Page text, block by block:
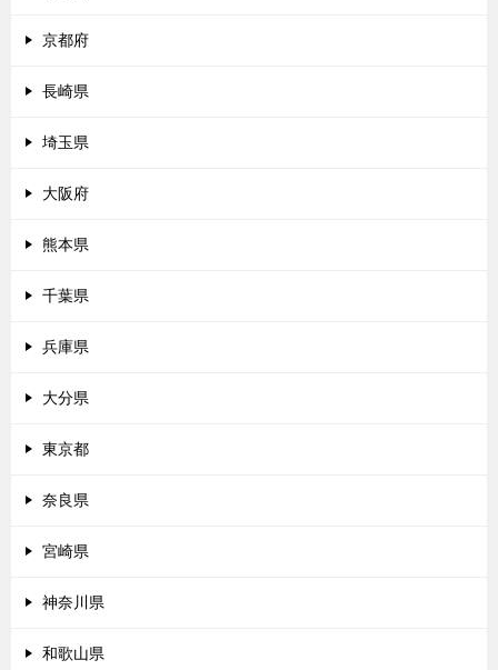
京都府
長崎県
埼玉県
大阪府
熊本県
千葉県
兵庫県
大分県
東京都
奈良県
宮崎県
神奈川県
和歌山県